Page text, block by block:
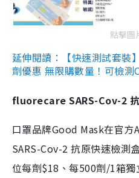
點擊圖
延伸閱讀：【快速測試套裝
劑優惠 無限購數量！可檢
fluorecare SARS-Cov-2
口罩品牌Good Mask在官
SARS-Cov-2 抗原快速檢測
位每劑$18、每500劑/1箱獨